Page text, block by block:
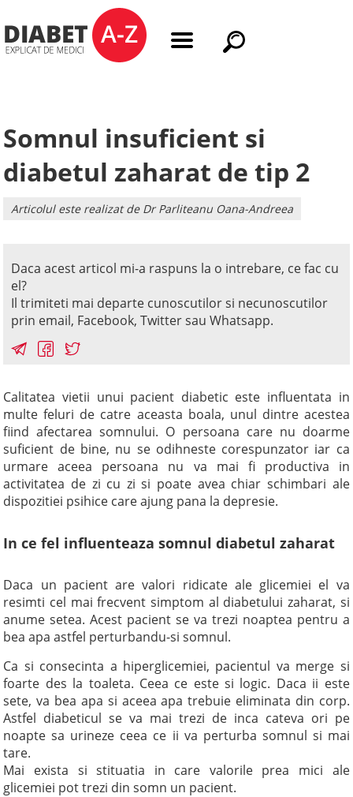
Somnul insuficient si
diabetul zaharat de tip 2
Articolul este realizat de Dr Parliteanu Oana-Andreea
Daca acest articol mi-a raspuns la o intrebare, ce fac cu
el?
Il trimiteti mai departe cunoscutilor si necunoscutilor
prin email, Facebook, Twitter sau Whatsapp.
Calitatea vietii unui pacient diabetic este influentata in
multe feluri de catre aceasta boala, unul dintre acestea
fiind afectarea somnului. O persoana care nu doarme
suficient de bine, nu se odihneste corespunzator iar ca
urmare aceea persoana nu va mai fi productiva in
activitatea de zi cu zi si poate avea chiar schimbari ale
dispozitiei psihice care ajung pana la depresie.
In ce fel influenteaza somnul diabetul zaharat
Daca un pacient are valori ridicate ale glicemiei el va
resimti cel mai frecvent simptom al diabetului zaharat, si
anume setea. Acest pacient se va trezi noaptea pentru a
bea apa astfel perturbandu-si somnul.
Ca si consecinta a hiperglicemiei, pacientul va merge si
foarte des la toaleta. Ceea ce este si logic. Daca ii este
sete, va bea apa si aceea apa trebuie eliminata din corp.
Astfel diabeticul se va mai trezi de inca cateva ori pe
noapte sa urineze ceea ce ii va perturba somnul si mai
tare.
Mai exista si stituatia in care valorile prea mici ale
glicemiei pot trezi din somn un pacient.